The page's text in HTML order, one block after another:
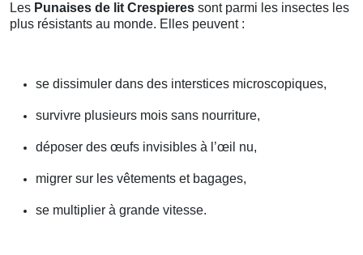
Les Punaises de lit Crespieres sont parmi les insectes les
plus résistants au monde. Elles peuvent :
se dissimuler dans des interstices microscopiques,
survivre plusieurs mois sans nourriture,
déposer des œufs invisibles à l’œil nu,
migrer sur les vêtements et bagages,
se multiplier à grande vitesse.